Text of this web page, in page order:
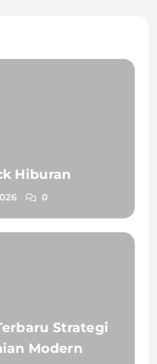
Hiburan
0
Strategi
Modern